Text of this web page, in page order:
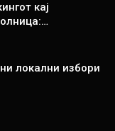
кај
локални избори